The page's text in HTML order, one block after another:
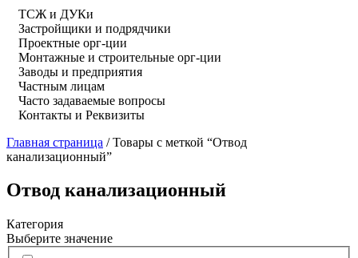
ТСЖ и ДУКи
Застройщики и подрядчики
Проектные орг-ции
Монтажные и строительные орг-ции
Заводы и предприятия
Частным лицам
Часто задаваемые вопросы
Контакты и Реквизиты
Главная страница /Товары с меткой “Отвод
канализационный”
Отвод канализационный
Категория
Выберите значение